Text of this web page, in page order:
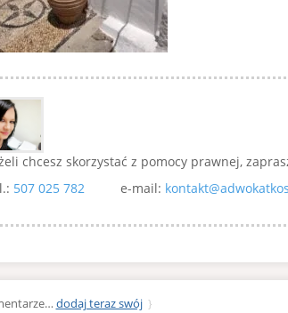
chcesz skorzystać z pomocy prawnej,
507 025 782 e-mail:
dodaj teraz swój }